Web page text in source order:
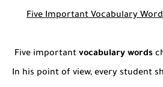
Five Important Vocabulary
Five important vocabulary words
In his point of view, every student